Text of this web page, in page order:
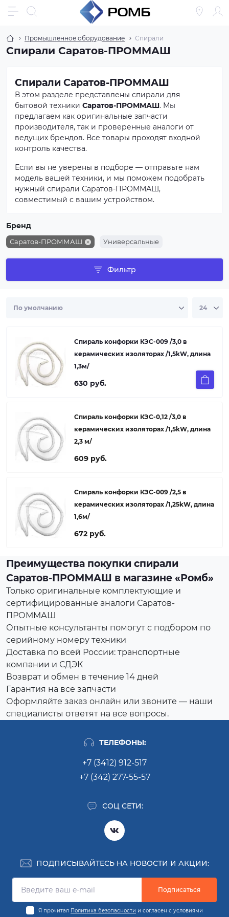
Промышленное оборудование Спирали
Спирали Саратов-ПРОММАШ
Спирали Саратов-ПРОММАШ
В этом разделе представлены спирали для
бытовой техники Саратов-ПРОММАШ. Мы
предлагаем как оригинальные запчасти
производителя, так и проверенные аналоги от
ведущих брендов. Все товары проходят входной
контроль качества.
Если вы не уверены в подборе — отправьте нам
модель вашей техники, и мы поможем подобрать
нужный спирали Саратов-ПРОММАШ,
совместимый с вашим устройством.
Бренд
Саратов-ПРОММАШ Универсальные
Фильтр
Спираль конфорки КЭС-009 /3,0 в
керамических изоляторах /1,5kW, длина
1,3м/
630 руб.
Спираль конфорки КЭС-0,12 /3,0 в
керамических изоляторах /1,5kW, длина
2,3 м/
609 руб.
Спираль конфорки КЭС-009 /2,5 в
керамических изоляторах /1,25kW, длина
1,6м/
672 руб.
Преимущества покупки спирали
Саратов-ПРОММАШ в магазине «Ромб»
Только оригинальные комплектующие и
сертифицированные аналоги Саратов-
ПРОММАШ
Опытные консультанты помогут с подбором по
серийному номеру техники
Доставка по всей России: транспортные
компании и СДЭК
Возврат и обмен в течение 14 дней
Гарантия на все запчасти
Оформляйте заказ онлайн или звоните — наши
специалисты ответят на все вопросы.
ТЕЛЕФОНЫ:
+7 (3412) 912-517
+7 (342) 277-55-57
СОЦ СЕТИ:
ПОДПИСЫВАЙТЕСЬ НА НОВОСТИ И АКЦИИ:
Подписаться
Я прочитал Политика безопасности и согласен с условиями